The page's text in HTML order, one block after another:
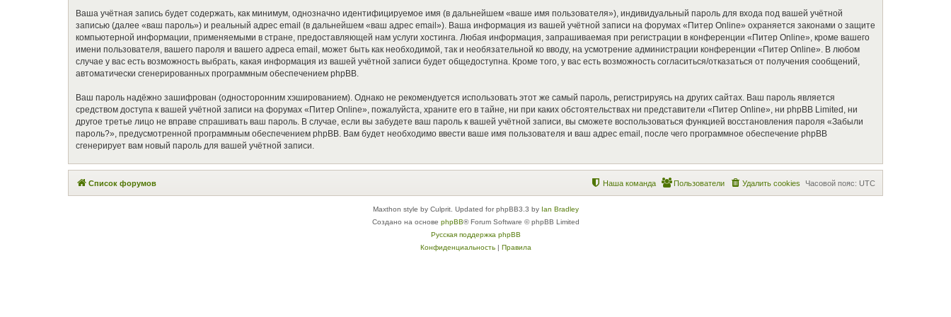
Ваша учётная запись будет содержать, как минимум, однозначно идентифицируемое имя (в дальнейшем «ваше имя пользователя»), индивидуальный пароль для входа под вашей учётной
записью (далее «ваш пароль») и реальный адрес email (в дальнейшем «ваш адрес email»). Ваша информация из вашей учётной записи на форумах «Питер Online» охраняется законами о защите
компьютерной информации, применяемыми в стране, предоставляющей нам услуги хостинга. Любая информация, запрашиваемая при регистрации в конференции «Питер Online», кроме вашего
имени пользователя, вашего пароля и вашего адреса email, может быть как необходимой, так и необязательной ко вводу, на усмотрение администрации конференции «Питер Online». В любом
случае у вас есть возможность выбрать, какая информация из вашей учётной записи будет общедоступна. Кроме того, у вас есть возможность согласиться/отказаться от получения сообщений,
автоматически сгенерированных программным обеспечением phpBB.
Ваш пароль надёжно зашифрован (односторонним хэшированием). Однако не рекомендуется использовать этот же самый пароль, регистрируясь на других сайтах. Ваш пароль является
средством доступа к вашей учётной записи на форумах «Питер Online», пожалуйста, храните его в тайне, ни при каких обстоятельствах ни представители «Питер Online», ни phpBB Limited, ни
другое третье лицо не вправе спрашивать ваш пароль. В случае, если вы забудете ваш пароль к вашей учётной записи, вы сможете воспользоваться функцией восстановления пароля «Забыли
пароль?», предусмотренной программным обеспечением phpBB. Вам будет необходимо ввести ваше имя пользователя и ваш адрес email, после чего программное обеспечение phpBB
сгенерирует вам новый пароль для вашей учётной записи.
Список форумов Часовой пояс: UTC
Удалить cookies
Пользователи
Наша команда
Maxthon style by Culprit. Updated for phpBB3.3 by Ian Bradley
Создано на основе phpBB® Forum Software © phpBB Limited
Русская поддержка phpBB
Конфиденциальность| Правила